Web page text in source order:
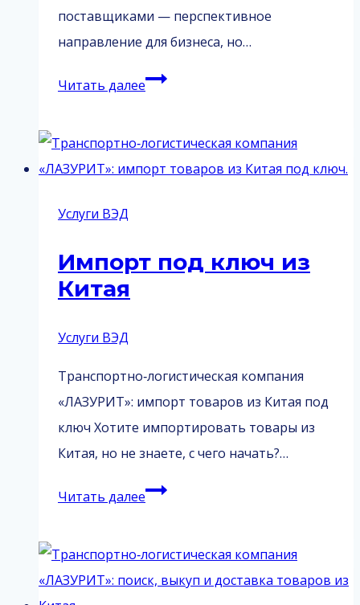
поставщиками — перспективное
направление для бизнеса, но…
Читать далееАгентские
Услуги ВЭД
Импорт под ключ из
Китая
Услуги ВЭД
Транспортно‑логистическая компания
«ЛАЗУРИТ»: импорт товаров из Китая под
ключ Хотите импортировать товары из
Китая, но не знаете, с чего начать?…
Читать далееИмпорт